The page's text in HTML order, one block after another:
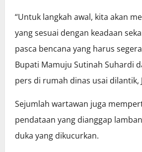
“Untuk langkah awal, kita akan
yang sesuai dengan keadaan
pasca bencana yang harus
Bupati Mamuju Sutinah Suhardi
pers di rumah dinas usai dilantik,
Sejumlah wartawan juga
pendataan yang dianggap
duka yang dikucurkan.